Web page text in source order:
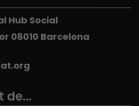
Hub Social
08010 Barcelona
de...